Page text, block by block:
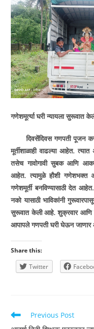
गणेशमूर्त्या घरी न्यायला सुरूवात
दिवसेंदिवस गणपती पूजन
मूर्तीशाळाही वाढल्या आहेत.
तसेच गावोगावी सुबक आणि
आहेत. त्यामुळे हौशी गणेशभक्त
गणेशमूर्ती बनविण्यासाठी देत
नको यासाठी भाविकांनी
सुरूवात केली आहे. शुक्रवार आणि
आपापले गणपती घरी घेऊन
Share this:
Twitter
Read
more
Previous Post